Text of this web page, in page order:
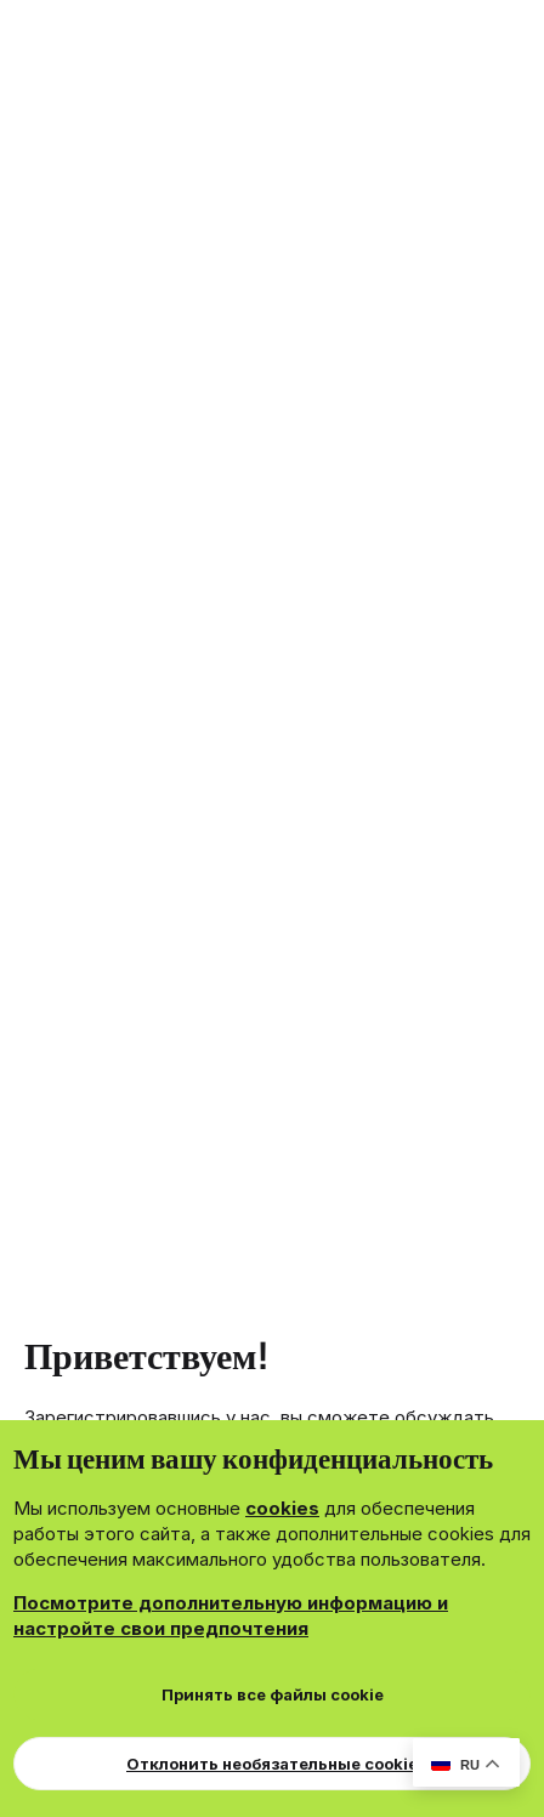
RU
Приветствуем!
Зарегистрировавшись у нас, вы сможете обсуждать,
членам нашего сообщества.
Зарегистрироваться сейчас!
DohTheme
Cookies Russian Обратная связь
Поддержка
Для правообладателей
EN Soundmain
Условия и правила
Политика конфиденциальности
Мы ценим вашу конфиденциальность
Мы используем основные cookies для обеспечения
работы этого сайта, а также дополнительные cookies для
обеспечения максимального удобства пользователя.
Посмотрите дополнительную информацию и
настройте свои предпочтения
Принять все файлы cookie
Отклонить необязательные cookie